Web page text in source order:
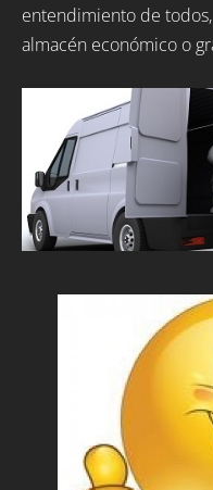
entendimiento de
almacén económico o